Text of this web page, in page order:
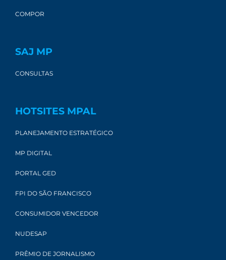
COMPOR
SAJ MP
CONSULTAS
HOTSITES MPAL
PLANEJAMENTO ESTRATÉGICO
MP DIGITAL
PORTAL GED
FPI DO SÃO FRANCISCO
CONSUMIDOR VENCEDOR
NUDESAP
PRÊMIO DE JORNALISMO